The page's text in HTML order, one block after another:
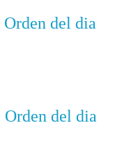
Orden del dia
Orden del dia